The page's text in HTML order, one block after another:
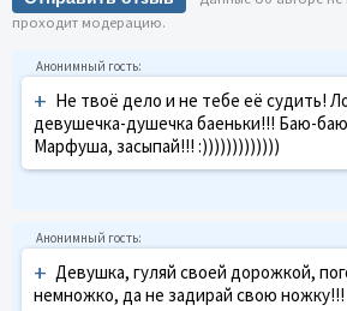
проходит модерацию.
+ Не твоё дело и не тебе её судить!
девушечка-душечка баеньки!!! Баю-
Марфуша, засыпай!!! :)))))))))))))
+ Девушка, гуляй своей дорожкой,
немножко, да не задирай свою ножку!!!